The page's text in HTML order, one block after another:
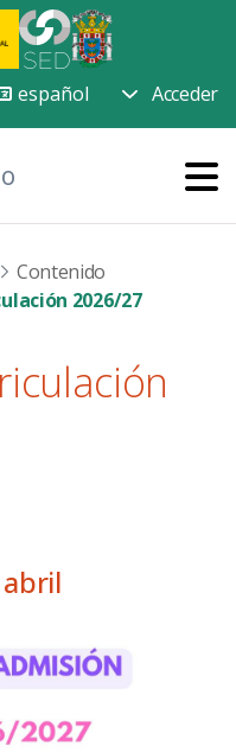
Acceder
Contenido
2026/27
abril